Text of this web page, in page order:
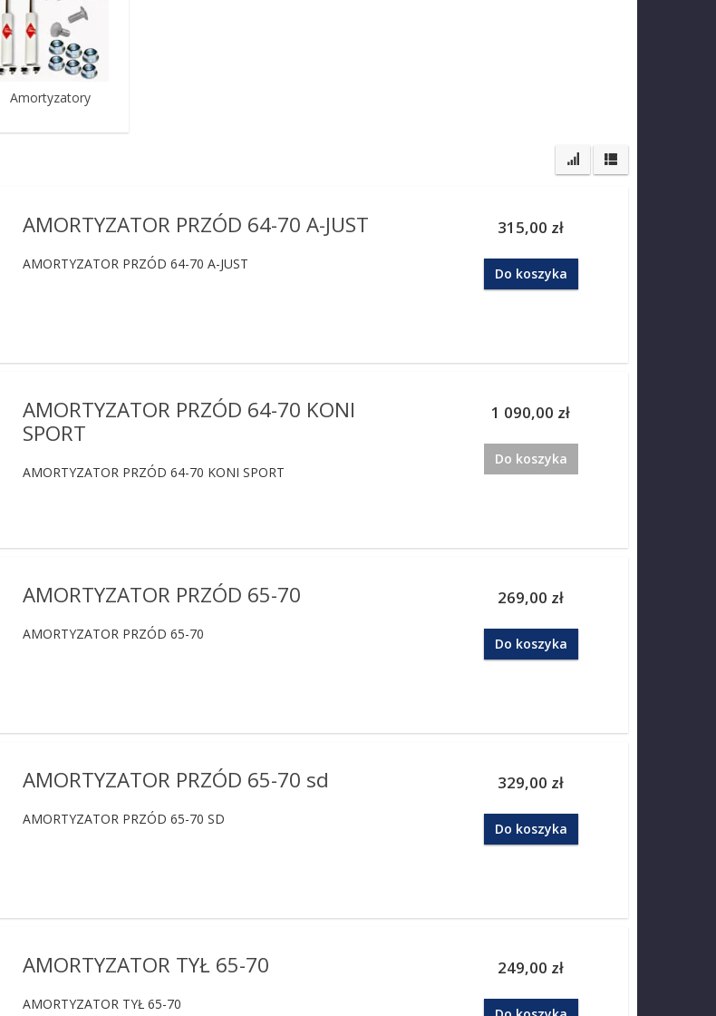
Amortyzatory
AMORTYZATOR PRZÓD 64-70 A-JUST
AMORTYZATOR PRZÓD 64-70 A-JUST
315,00 zł
Do koszyka
AMORTYZATOR PRZÓD 64-70 KONI
SPORT
AMORTYZATOR PRZÓD 64-70 KONI SPORT
1 090,00 zł
Do koszyka
AMORTYZATOR PRZÓD 65-70
AMORTYZATOR PRZÓD 65-70
269,00 zł
Do koszyka
AMORTYZATOR PRZÓD 65-70 sd
AMORTYZATOR PRZÓD 65-70 SD
329,00 zł
Do koszyka
AMORTYZATOR TYŁ 65-70
AMORTYZATOR TYŁ 65-70
249,00 zł